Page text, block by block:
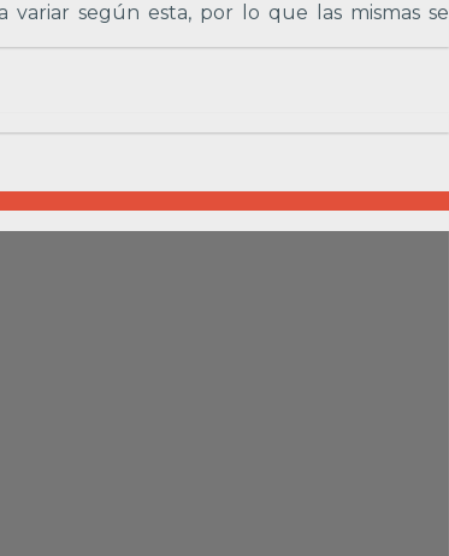
variar según esta, por lo que las mismas se